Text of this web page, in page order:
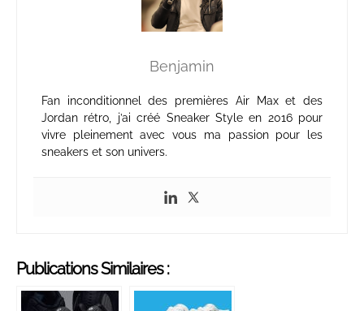
Benjamin
Fan inconditionnel des premières Air Max et des
Jordan rétro, j’ai créé Sneaker Style en 2016 pour
vivre pleinement avec vous ma passion pour les
sneakers et son univers.
Publications Similaires :